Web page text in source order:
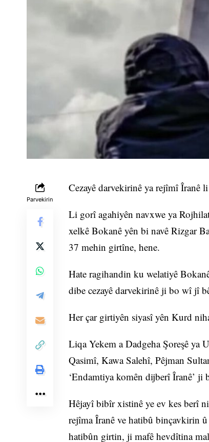
Parvekirin
Cezayê darvekirinê ya rejîmî Îranê
Li gorî agahiyên navxwe ya
xelkê Bokanê yên bi navê Rizgar
37 mehin girtîne, hene.
Hate ragihandin ku welatiyê
dibe cezayê darvekirinê ji bo wî jî
Her çar girtiyên siyasî yên Kurd
Liqa Yekem a Dadgeha Şoreşê ya
Qasimî, Kawa Salehî, Pêjman
‘Endamtiya komên dijberî Îranê’
Hêjayî bibîr xistinê ye ev kes berî
rejîma Îranê ve hatibû binçavkirin
hatibûn girtin, ji mafê hevdîtina